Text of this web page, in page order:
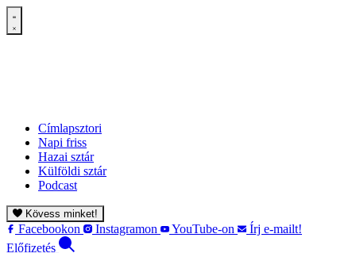
Címlapsztori
Napi friss
Hazai sztár
Külföldi sztár
Podcast
Kövess minket!
Facebookon Instagramon YouTube-on
Írj e-mailt!
Előfizetés